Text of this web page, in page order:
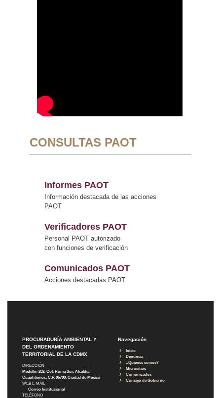
CONSULTAS PAOT
Informes PAOT
Información destacada de las acciones
PAOT
Verificadores PAOT
Personal PAOT autorizado
con funciones de verificación
Comunicados PAOT
Acciones destacadas PAOT
PROCURADURÍA AMBIENTAL Y
DEL ORDENAMIENTO
TERRITORIAL DE LA CDMX
DIRECCIÓN
Medellín 202, Col. Roma Sur, Alcaldía
Cuauhtémoc, C.P. 06700, Ciudad de México
WEB E-MAIL
Correo Institucional
TELÉFONO
Navegación
Inicio
Denuncia
¿Quiénes somos?
Micrositios
Comunicados
Consejo de Gobierno